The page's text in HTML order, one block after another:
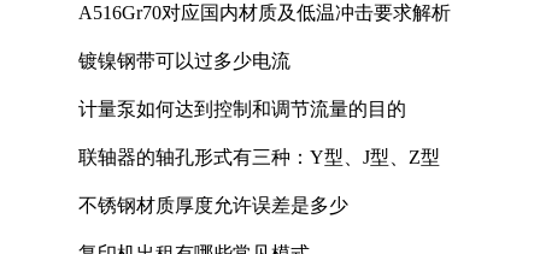
A516Gr70对应国内材质及低温冲击要求解析
镀镍钢带可以过多少电流
计量泵如何达到控制和调节流量的目的
联轴器的轴孔形式有三种：Y型、J型、Z型
不锈钢材质厚度允许误差是多少